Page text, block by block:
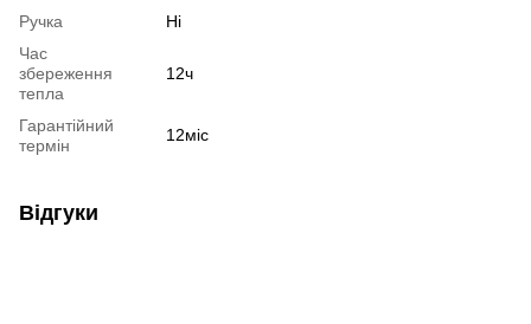
Ручка
Ні
Час
збереження
тепла
12ч
Гарантійний
термін
12міс
Відгуки